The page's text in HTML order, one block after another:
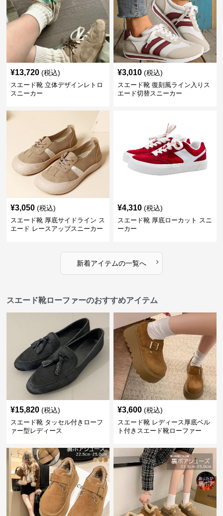
¥13,720 (税込)
スエード靴 立体デザインレトロ
スニーカー
¥3,010 (税込)
スエード靴 復刻風ライン入りス
エード切替スニーカー
¥3,050 (税込)
スエード靴 厚底サイドライン ス
エード レースアップスニーカー
¥4,310 (税込)
スエード靴 厚底ローカット スニ
ーカー
新着アイテムの一覧へ ›
スエード靴ローファーのおすすめアイテム
¥15,820 (税込)
スエード靴 タッセル付きローフ
ァー型レディース
¥3,600 (税込)
スエード靴 レディース厚底ベル
ト付きスエード靴ローファー